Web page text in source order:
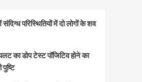
परिस्थितियों में दो लोगों के शव
का डोप टेस्ट पॉजिटिव होने का
पुष्टि